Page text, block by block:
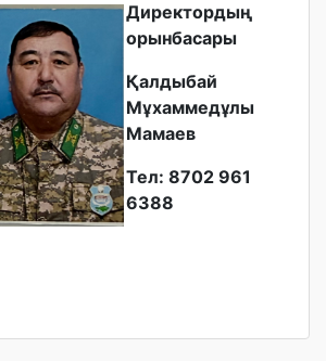
Директордың
орынбасары
Қалдыбай
Мұхаммедұлы
Мамаев
Тел: 8702 961
6388